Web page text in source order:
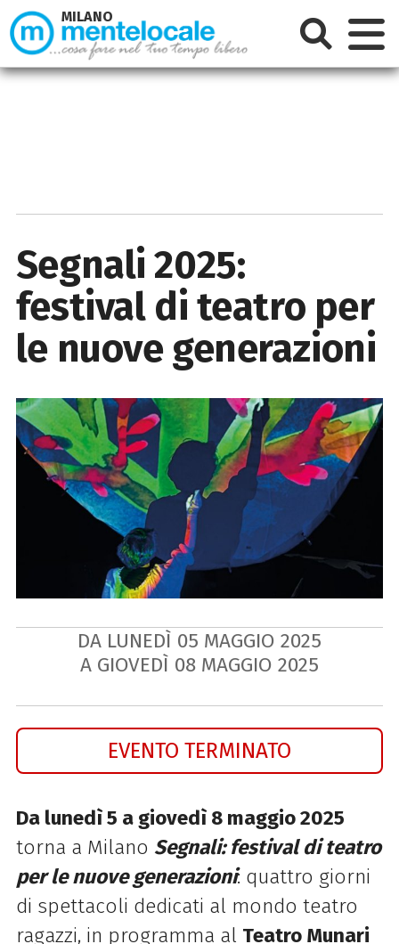
Segnali 2025:
festival di teatro per
le nuove generazioni
DA LUNEDÌ 05 MAGGIO 2025
A GIOVEDÌ 08 MAGGIO 2025
EVENTO TERMINATO
Da lunedì 5 a giovedì 8 maggio 2025
torna a Milano Segnali: festival di teatro
per le nuove generazioni: quattro giorni
di spettacoli dedicati al mondo teatro
ragazzi, in programma al Teatro Munari
MILANO